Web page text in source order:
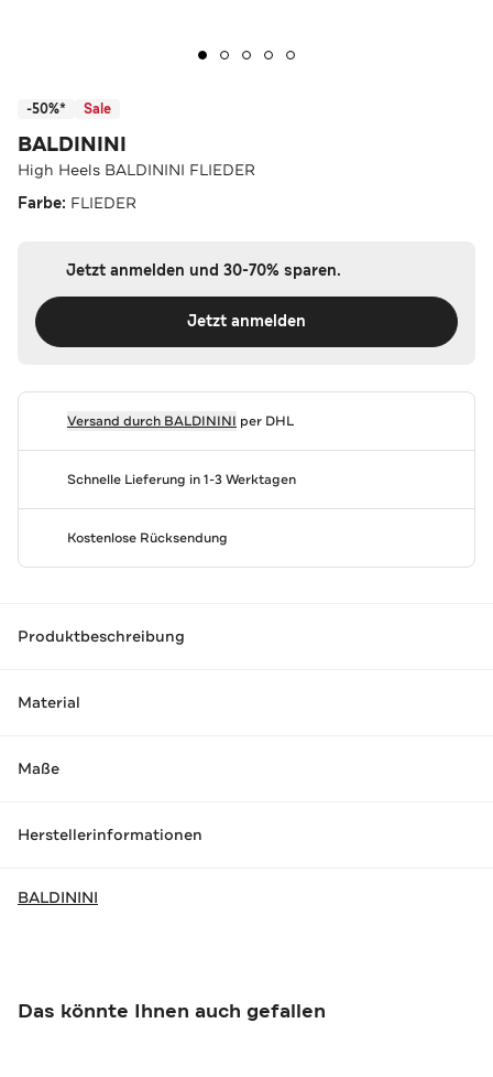
-50%* Sale
BALDININI
High Heels BALDININI FLIEDER
Farbe: FLIEDER
Jetzt anmelden und 30-70% sparen.
Jetzt anmelden
Versand durch BALDININI per DHL
Schnelle Lieferung in 1-3 Werktagen
Kostenlose Rücksendung
Produktbeschreibung
Material
Maße
Herstellerinformationen
BALDININI
Das könnte Ihnen auch gefallen